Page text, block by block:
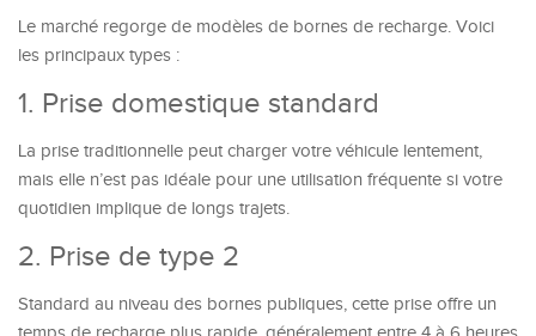
Le marché regorge de modèles de bornes de recharge. Voici
les principaux types :
1. Prise domestique standard
La prise traditionnelle peut charger votre véhicule lentement,
mais elle n’est pas idéale pour une utilisation fréquente si votre
quotidien implique de longs trajets.
2. Prise de type 2
Standard au niveau des bornes publiques, cette prise offre un